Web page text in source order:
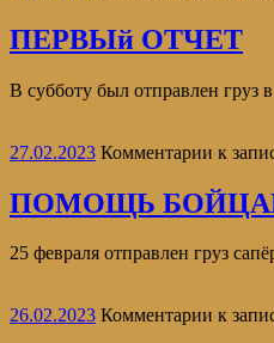
ПЕРВЫй ОТЧЕТ
В субботу был отправлен груз
27.02.2023 Комментарии к
ПОМОЩЬ
25 февраля отправлен груз
26.02.2023 Комментарии к